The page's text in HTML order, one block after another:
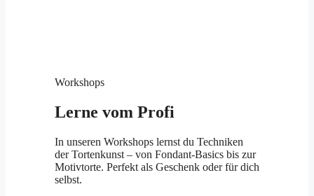
Workshops
Lerne vom Profi
In unseren Workshops lernst du Techniken
der Tortenkunst – von Fondant-Basics bis zur
Motivtorte. Perfekt als Geschenk oder für dich
selbst.